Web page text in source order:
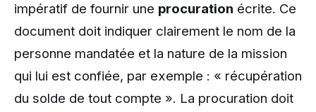
impératif de fournir une procuration écrite. Ce
document doit indiquer clairement le nom de la
personne mandatée et la nature de la mission
qui lui est confiée, par exemple : « récupération
du solde de tout compte ». La procuration doit